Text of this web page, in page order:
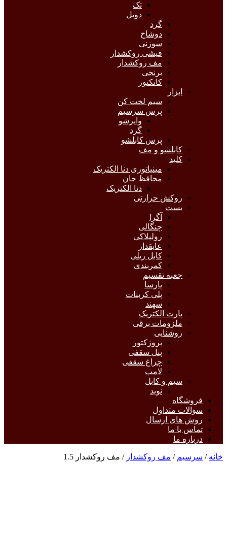
تک
دوبل
گرد
دوشاخ
سوزنی
فیشی روکشدار
مف روکشدار
برنجی
کانکتور
ابزار
سیم لخت کن
پرس سرسیم
وایرشو
گرد
پرس کابلشو
کابلشو و مف
کلید
مینیاتوری دنا الکتریک
محافظ جان
دنا الکتریک
روکش حرارتی
بست
آگرا
چنگالی
رولپلاکی
عایقدار
کابل ریلی
کمربندی
جعبه تقسیم
پارسا
پلی کربنات
سهند
پارت الکتریک
ملزومات برقی
روشنایی
پروژکتور
پنل سقفی
چراغ سقفی
لامپ
سیم و کابل
نوید
فروشگاه
سوالات متداول
روش های ارسال
تماس با ما
درباره ما
خانه / سرسیم / مف روکشدار / مف روکشدار 1.5